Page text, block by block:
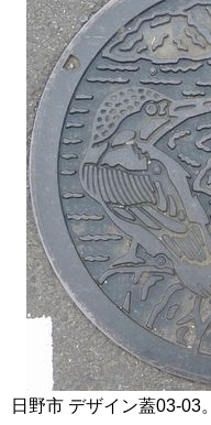
日野市 デザイン蓋03-03。